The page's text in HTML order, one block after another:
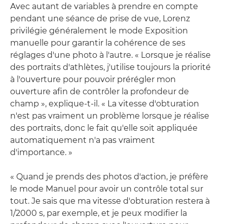
Avec autant de variables à prendre en compte
pendant une séance de prise de vue, Lorenz
privilégie généralement le mode Exposition
manuelle pour garantir la cohérence de ses
réglages d'une photo à l'autre. « Lorsque je réalise
des portraits d'athlètes, j'utilise toujours la priorité
à l'ouverture pour pouvoir prérégler mon
ouverture afin de contrôler la profondeur de
champ », explique-t-il. « La vitesse d'obturation
n'est pas vraiment un problème lorsque je réalise
des portraits, donc le fait qu'elle soit appliquée
automatiquement n'a pas vraiment
d'importance. »
« Quand je prends des photos d'action, je préfère
le mode Manuel pour avoir un contrôle total sur
tout. Je sais que ma vitesse d'obturation restera à
1/2000 s, par exemple, et je peux modifier la